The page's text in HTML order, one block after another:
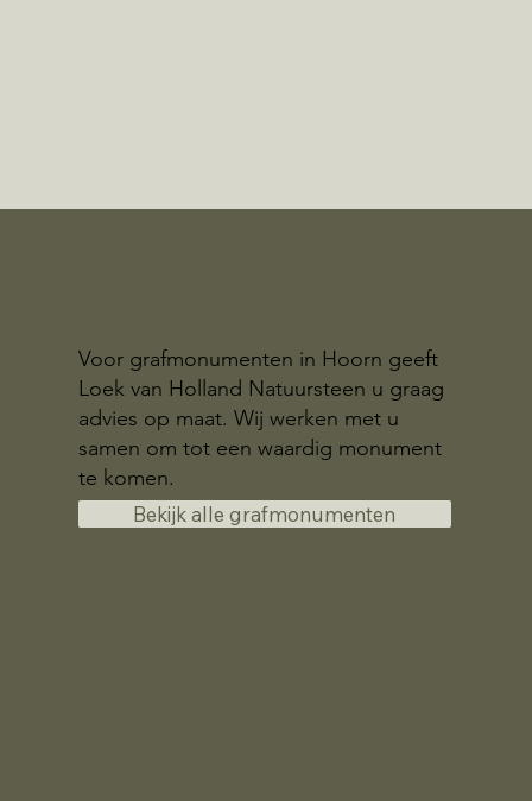
Voor grafmonumenten in Hoorn geeft
Loek van Holland Natuursteen u graag
advies op maat. Wij werken met u
samen om tot een waardig monument
te komen.
Bekijk alle grafmonumenten